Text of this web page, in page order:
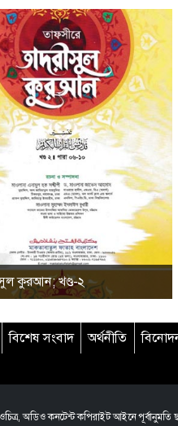
কুরআন; খণ্ড-২
বিশেষ সংবাদ অর্থনীতি
অডিও কনটেন্ট কপিরাইট আইনে পূর্বানুমতি